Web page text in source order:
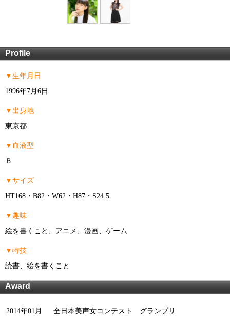
Profile
▼生年月日
1996年7月6日
▼出身地
東京都
▼血液型
Ｂ
▼サイズ
HT168・B82・W62・H87・S24.5
▼趣味
絵を書くこと、アニメ、漫画、ゲーム
▼特技
読書、絵を書くこと
Award
2014年01月 全日本美声女コンテスト グランプリ